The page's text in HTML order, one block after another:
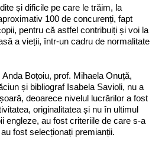
și dificile pe care le trăim, la
100 de concurenți, fapt
pentru că astfel contribuiți și voi la
a vieții, într-un cadru de normalitate
Boțoiu, prof. Mihaela Onuță,
și bibliograf Isabela Savioli, nu a
deoarece nivelul lucrărilor a fost
originalitatea și nu în ultimul
engleze, au fost criteriile de care s-a
fost selecționați premianții.